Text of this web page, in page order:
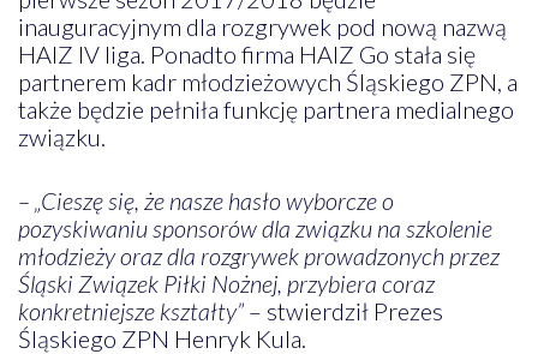
inauguracyjnym dla rozgrywek pod nową nazwą
HAIZ IV liga. Ponadto firma HAIZ Go stała się
partnerem kadr młodzieżowych Śląskiego ZPN, a
także będzie pełniła funkcję partnera medialnego
związku.
– „Cieszę się, że nasze hasło wyborcze o
pozyskiwaniu sponsorów dla związku na szkolenie
młodzieży oraz dla rozgrywek prowadzonych przez
Śląski Związek Piłki Nożnej, przybiera coraz
konkretniejsze kształty”– stwierdził Prezes
Śląskiego ZPN Henryk Kula.